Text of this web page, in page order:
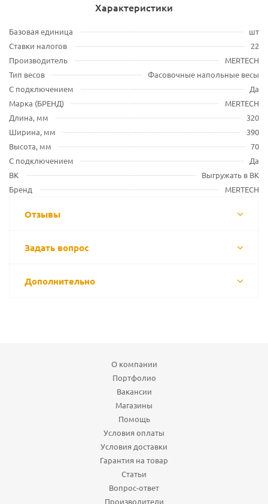
Характеристики
Базовая единица
шт
Ставки налогов
22
Производитель
MERTECH
Тип весов
Фасовочные напольные весы
С подключением
Да
Марка (БРЕНД)
MERTECH
Длина, мм
320
Ширина, мм
390
Высота, мм
70
С подключением
Да
ВК
Выгружать в ВК
Бренд
MERTECH
Отзывы
Задать вопрос
Дополнительно
О компании
Портфолио
Вакансии
Магазины
Помощь
Условия оплаты
Условия доставки
Гарантия на товар
Статьи
Вопрос-ответ
Производители